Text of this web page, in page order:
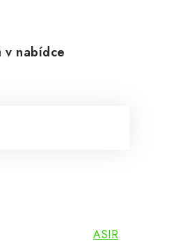
nabídce
ASIR